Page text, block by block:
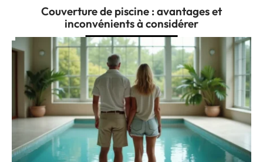
Couverture de piscine : avantages et
inconvénients à considérer